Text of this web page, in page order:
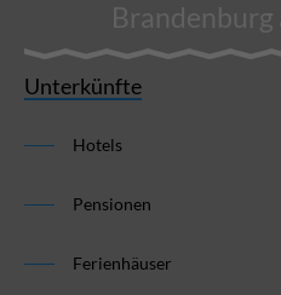
Brandenburg
Unterkünfte
Hotels
Pensionen
Ferienhäuser